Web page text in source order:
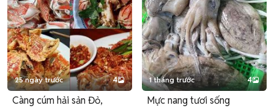
25 ngày trước 4
Càng cúm hải sản Đỏ,
1 tháng trước 4
Mực nang tươi sống